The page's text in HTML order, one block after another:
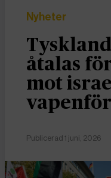
Nyheter
åtalas
mot
Publicerad 1 juni, 2026